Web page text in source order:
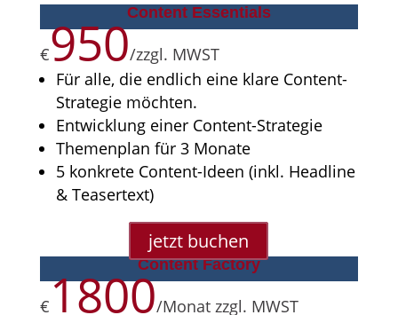
Content Essentials
€950/zzgl. MWST
Für alle, die endlich eine klare Content-
Strategie möchten.
Entwicklung einer Content-Strategie
Themenplan für 3 Monate
5 konkrete Content-Ideen (inkl. Headline
& Teasertext)
jetzt buchen
Content Factory
€1800/Monat zzgl. MWST